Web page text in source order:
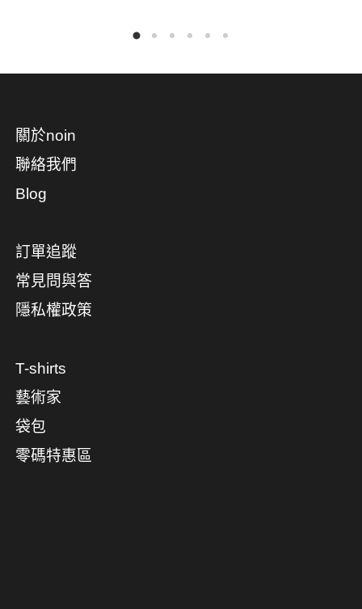
關於noin
聯絡我們
Blog
訂單追蹤
常見問與答
隱私權政策
T-shirts
藝術家
袋包
零碼特惠區